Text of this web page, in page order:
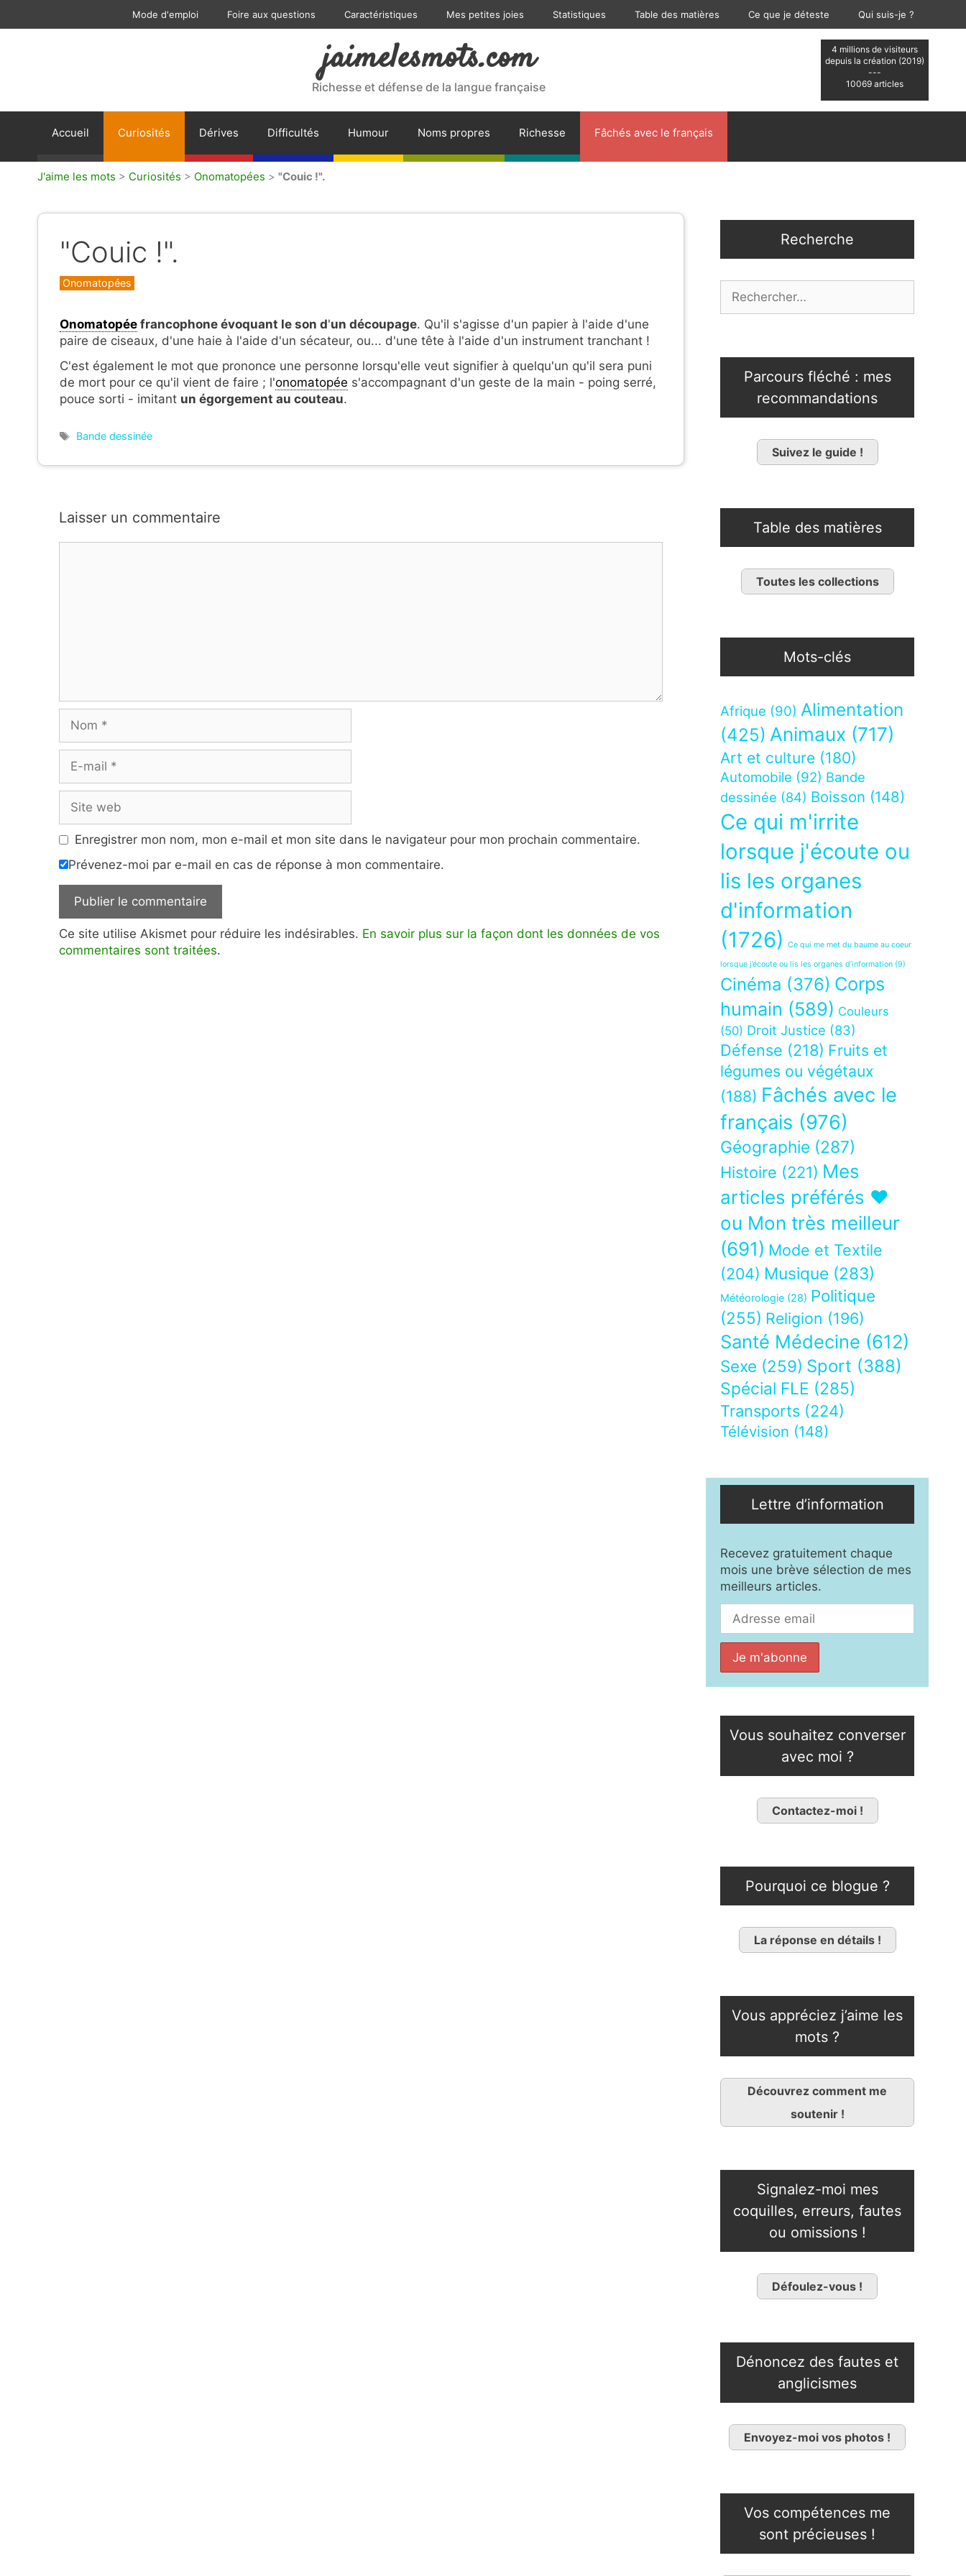
Mode d'emploi Foire aux questions Caractéristiques Mes petites joies Statistiques Table des matières Ce que je déteste Qui suis-je ?
4 millions de visiteurs
depuis la création (2019)
---
10069 articles
jaimelesmots.com
Richesse et défense de la langue française
Accueil Curiosités Dérives Difficultés Humour Noms propres Richesse Fâchés avec le français
J'aime les mots > Curiosités > Onomatopées > "Couic !".
"Couic !".
Catégories
Onomatopées
Onomatopée francophone évoquant le son d'un découpage. Qu'il s'agisse d'un papier à l'aide d'une
paire de ciseaux, d'une haie à l'aide d'un sécateur, ou... d'une tête à l'aide d'un instrument tranchant !
C'est également le mot que prononce une personne lorsqu'elle veut signifier à quelqu'un qu'il sera puni
de mort pour ce qu'il vient de faire ; l'onomatopée s'accompagnant d'un geste de la main - poing serré,
pouce sorti - imitant un égorgement au couteau.
Étiquettes
Bande dessinée
Laisser un commentaire
mail
web
Enregistrer mon nom, mon e-mail et mon site dans le navigateur pour mon prochain commentaire.
Prévenez-moi par e-mail en cas de réponse à mon commentaire.
Ce site utilise Akismet pour réduire les indésirables. En savoir plus sur la façon dont les données de vos
commentaires sont traitées.
Recherche
Parcours fléché : mes
recommandations
Suivez le guide !
Table des matières
Toutes les collections
Mots-clés
Afrique (90) Alimentation
(425) Animaux (717)
Art et culture (180)
Automobile (92) Bande
dessinée (84) Boisson (148)
Ce qui m'irrite
lorsque j'écoute ou
lis les organes
d'information
(1726)
Ce qui me met du baume au coeur
lorsque j’écoute ou lis les organes d’information (9)
Cinéma (376) Corps
humain (589) Couleurs
(50) Droit Justice (83)
Défense (218) Fruits et
légumes ou végétaux
(188) Fâchés avec le
français (976)
Géographie (287)
Histoire (221) Mes
articles préférés ❤
ou Mon très meilleur
(691) Mode et Textile
(204) Musique (283)
Météorologie (28) Politique
(255) Religion (196)
Santé Médecine (612)
Sexe (259) Sport (388)
Spécial FLE (285)
Transports (224)
Télévision (148)
Lettre d’information
Recevez gratuitement chaque
mois une brève sélection de mes
meilleurs articles.
Vous souhaitez converser
avec moi ?
Contactez-moi !
Pourquoi ce blogue ?
La réponse en détails !
Vous appréciez j’aime les
mots ?
Découvrez comment me
soutenir !
Signalez-moi mes
coquilles, erreurs, fautes
ou omissions !
Défoulez-vous !
Dénoncez des fautes et
anglicismes
Envoyez-moi vos photos !
Vos compétences me
sont précieuses !